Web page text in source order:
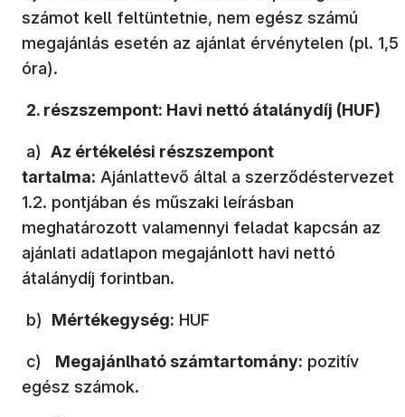
számot kell feltüntetnie, nem egész számú
megajánlás esetén az ajánlat érvénytelen (pl. 1,5
óra).
2. részszempont: Havi nettó átalánydíj (HUF)
a) Az értékelési részszempont
tartalma: Ajánlattevő által a szerződéstervezet
1.2. pontjában és műszaki leírásban
meghatározott valamennyi feladat kapcsán az
ajánlati adatlapon megajánlott havi nettó
átalánydíj forintban.
b) Mértékegység: HUF
c) Megajánlható számtartomány: pozitív
egész számok.